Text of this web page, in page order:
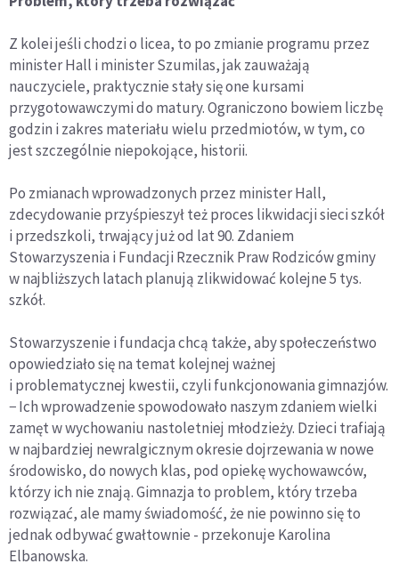
Z kolei jeśli chodzi o licea, to po zmianie programu przez
minister Hall i minister Szumilas, jak zauważają
nauczyciele, praktycznie stały się one kursami
przygotowawczymi do matury. Ograniczono bowiem liczbę
godzin i zakres materiału wielu przedmiotów, w tym, co
jest szczególnie niepokojące, historii.
Po zmianach wprowadzonych przez minister Hall,
zdecydowanie przyśpieszył też proces likwidacji sieci szkół
i przedszkoli, trwający już od lat 90. Zdaniem
Stowarzyszenia i Fundacji Rzecznik Praw Rodziców gminy
w najbliższych latach planują zlikwidować kolejne 5 tys.
szkół.
Stowarzyszenie i fundacja chcą także, aby społeczeństwo
opowiedziało się na temat kolejnej ważnej
i problematycznej kwestii, czyli funkcjonowania gimnazjów.
− Ich wprowadzenie spowodowało naszym zdaniem wielki
zamęt w wychowaniu nastoletniej młodzieży. Dzieci trafiają
w najbardziej newralgicznym okresie dojrzewania w nowe
środowisko, do nowych klas, pod opiekę wychowawców,
którzy ich nie znają. Gimnazja to problem, który trzeba
rozwiązać, ale mamy świadomość, że nie powinno się to
jednak odbywać gwałtownie - przekonuje Karolina
Elbanowska.